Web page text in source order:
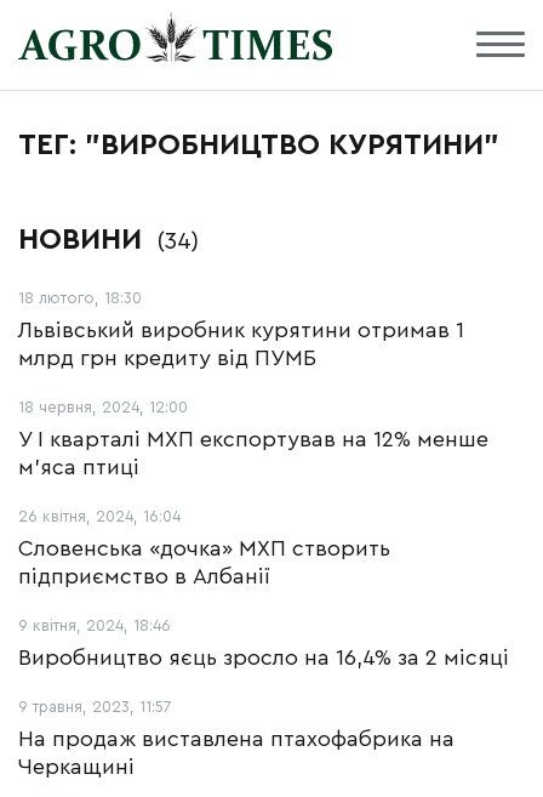
ТЕГ: "ВИРОБНИЦТВО КУРЯТИНИ"
НОВИНИ (34)
18 лютого, 18:30
Львівський виробник курятини отримав 1
млрд грн кредиту від ПУМБ
18 червня, 2024, 12:00
У І кварталі МХП експортував на 12% менше
м'яса птиці
26 квітня, 2024, 16:04
Словенська «дочка» МХП створить
підприємство в Албанії
9 квітня, 2024, 18:46
Виробництво яєць зросло на 16,4% за 2 місяці
9 травня, 2023, 11:57
На продаж виставлена птахофабрика на
Черкащині